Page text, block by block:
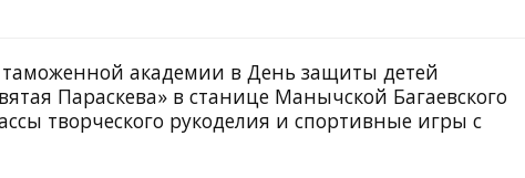
таможенной академии в День защиты детей
Параскева» в станице Манычской Багаевского
творческого рукоделия и спортивные игры с